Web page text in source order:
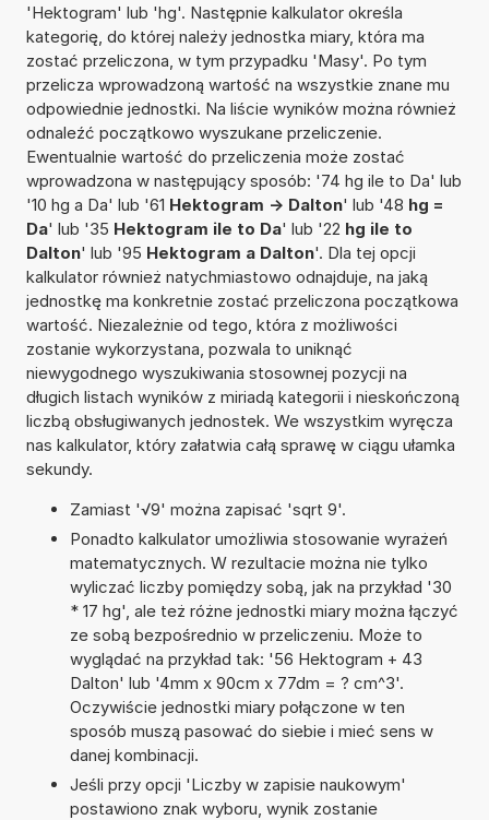
'Hektogram' lub 'hg'. Następnie kalkulator określa
kategorię, do której należy jednostka miary, która ma
zostać przeliczona, w tym przypadku 'Masy'. Po tym
przelicza wprowadzoną wartość na wszystkie znane mu
odpowiednie jednostki. Na liście wyników można również
odnaleźć początkowo wyszukane przeliczenie.
Ewentualnie wartość do przeliczenia może zostać
wprowadzona w następujący sposób: '74 hg ile to Da' lub
'10 hg a Da' lub '61 Hektogram -> Dalton' lub '48 hg =
Da' lub '35 Hektogram ile to Da' lub '22 hg ile to
Dalton' lub '95 Hektogram a Dalton'. Dla tej opcji
kalkulator również natychmiastowo odnajduje, na jaką
jednostkę ma konkretnie zostać przeliczona początkowa
wartość. Niezależnie od tego, która z możliwości
zostanie wykorzystana, pozwala to uniknąć
niewygodnego wyszukiwania stosownej pozycji na
długich listach wyników z miriadą kategorii i nieskończoną
liczbą obsługiwanych jednostek. We wszystkim wyręcza
nas kalkulator, który załatwia całą sprawę w ciągu ułamka
sekundy.
Zamiast '√9' można zapisać 'sqrt 9'.
Ponadto kalkulator umożliwia stosowanie wyrażeń
matematycznych. W rezultacie można nie tylko
wyliczać liczby pomiędzy sobą, jak na przykład '30
* 17 hg', ale też różne jednostki miary można łączyć
ze sobą bezpośrednio w przeliczeniu. Może to
wyglądać na przykład tak: '56 Hektogram + 43
Dalton' lub '4mm x 90cm x 77dm = ? cm^3'.
Oczywiście jednostki miary połączone w ten
sposób muszą pasować do siebie i mieć sens w
danej kombinacji.
Jeśli przy opcji 'Liczby w zapisie naukowym'
postawiono znak wyboru, wynik zostanie